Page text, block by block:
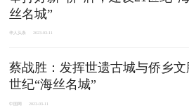
丝名城”
华人头条 2023-03-11
蔡战胜：发挥世遗古城与侨乡
世纪“海丝名城”
中国网 2023-03-11